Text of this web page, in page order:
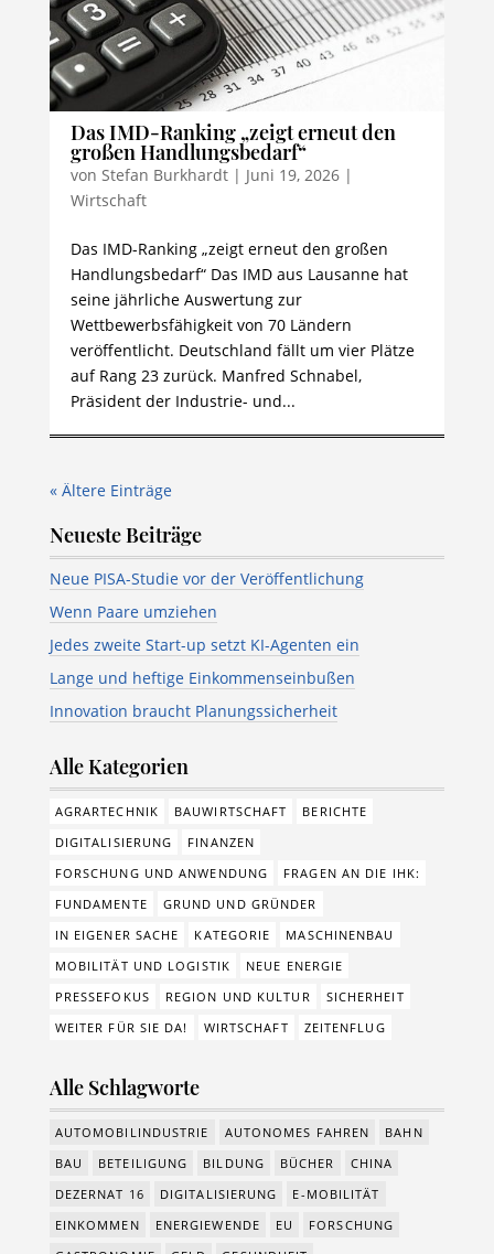
Das IMD-Ranking „zeigt erneut den
großen Handlungsbedarf“
von Stefan Burkhardt| Juni 19, 2026|
Wirtschaft
Das IMD-Ranking „zeigt erneut den großen
Handlungsbedarf“ Das IMD aus Lausanne hat
seine jährliche Auswertung zur
Wettbewerbsfähigkeit von 70 Ländern
veröffentlicht. Deutschland fällt um vier Plätze
auf Rang 23 zurück. Manfred Schnabel,
Präsident der Industrie- und...
« Ältere Einträge
Neueste Beiträge
Neue PISA-Studie vor der Veröffentlichung
Wenn Paare umziehen
Jedes zweite Start-up setzt KI-Agenten ein
Lange und heftige Einkommenseinbußen
Innovation braucht Planungssicherheit
Alle Kategorien
AGRARTECHNIK BAUWIRTSCHAFT
BERICHTE
DIGITALISIERUNG
FINANZEN
FORSCHUNG UND ANWENDUNG
FRAGEN AN DIE IHK:
FUNDAMENTE
GRUND UND GRÜNDER
IN EIGENER SACHE
KATEGORIE
MASCHINENBAU
MOBILITÄT UND LOGISTIK
NEUE ENERGIE
PRESSEFOKUS
REGION UND KULTUR
SICHERHEIT
WEITER FÜR SIE DA!
WIRTSCHAFT ZEITENFLUG
Alle Schlagworte
AUTOMOBILINDUSTRIE AUTONOMES FAHREN
BAHN
BAU
BETEILIGUNG BILDUNG BÜCHER
CHINA
DEZERNAT 16
DIGITALISIERUNG
E-MOBILITÄT
EINKOMMEN
ENERGIEWENDE EU
FORSCHUNG